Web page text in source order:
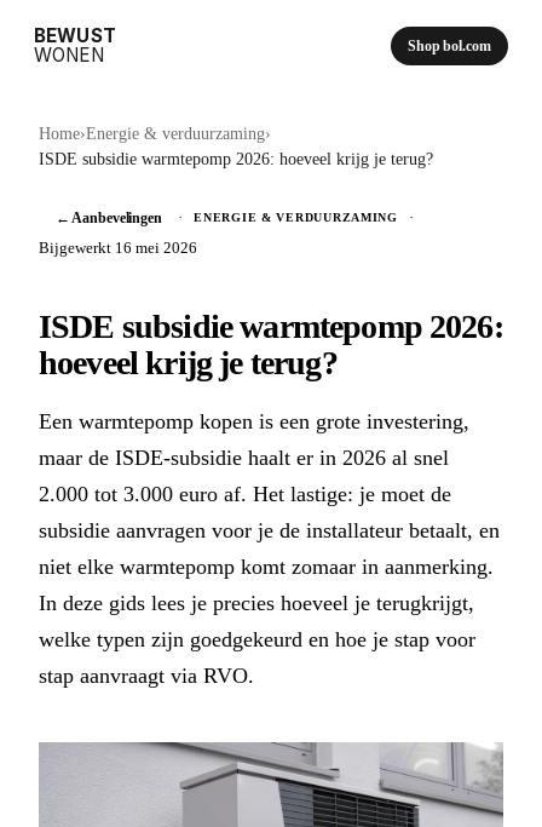
BEWUST
WONEN
Shop bol.com
Home›Energie & verduurzaming›
ISDE subsidie warmtepomp 2026: hoeveel krijg je terug?
← Aanbevelingen · ENERGIE & VERDUURZAMING
·
Bijgewerkt 16 mei 2026
ISDE subsidie warmtepomp 2026:
hoeveel krijg je terug?
Een warmtepomp kopen is een grote investering,
maar de ISDE-subsidie haalt er in 2026 al snel
2.000 tot 3.000 euro af. Het lastige: je moet de
subsidie aanvragen voor je de installateur betaalt, en
niet elke warmtepomp komt zomaar in aanmerking.
In deze gids lees je precies hoeveel je terugkrijgt,
welke typen zijn goedgekeurd en hoe je stap voor
stap aanvraagt via RVO.